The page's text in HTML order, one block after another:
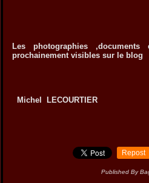
Les photographies
prochainement visibles sur le blog
Michel LECOURTIER
Repost
Published By